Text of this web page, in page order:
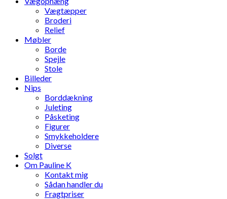
Vægtæpper
Broderi
Relief
Møbler
Borde
Spejle
Stole
Billeder
Nips
Borddækning
Juleting
Påsketing
Figurer
Smykkeholdere
Diverse
Solgt
Om Pauline K
Kontakt mig
Sådan handler du
Fragtpriser